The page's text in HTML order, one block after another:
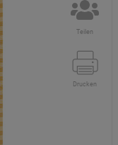
Teilen
Drucken